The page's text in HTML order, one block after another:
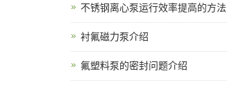
不锈钢离心泵运行效率提高的方法
衬氟磁力泵介绍
氟塑料泵的密封问题介绍